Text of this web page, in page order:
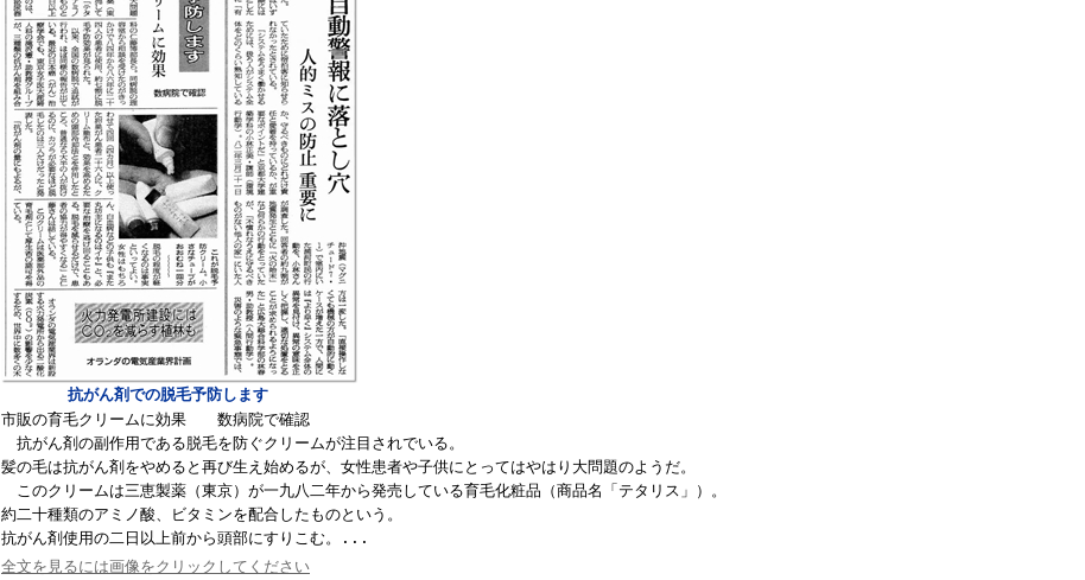
抗がん剤での脱毛予防します
市販の育毛クリームに効果 数病院で確認
抗がん剤の副作用である脱毛を防ぐクリームが注目されでいる。
髪の毛は抗がん剤をやめると再び生え始めるが、女性患者や子供にとってはやはり大問題のようだ。
このクリームは三恵製薬（東京）が一九八二年から発売している育毛化粧品（商品名「テタリス」）。
約二十種類のアミノ酸、ビタミンを配合したものという。
抗がん剤使用の二日以上前から頭部にすりこむ。
...
全文を見るには画像をクリックしてください